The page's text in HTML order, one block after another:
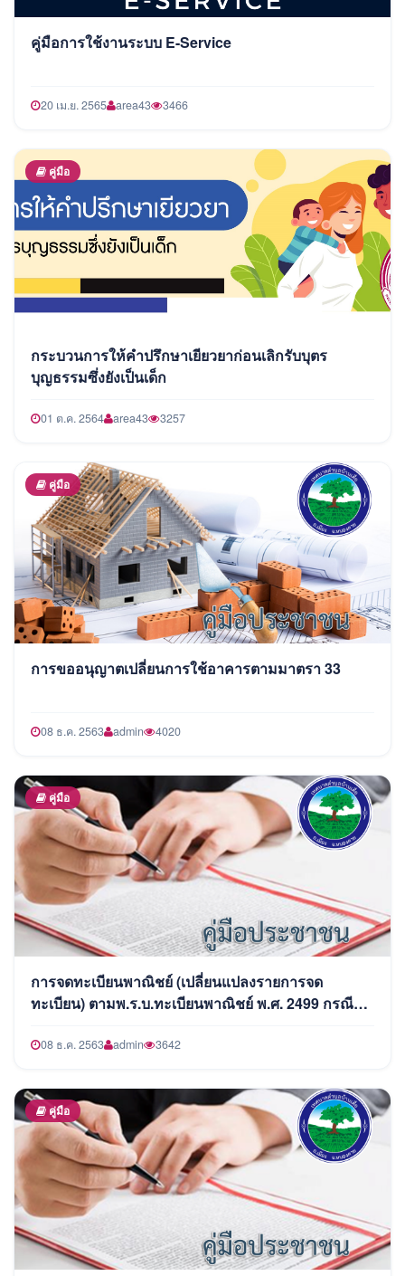
คู่มือการใช้งานระบบ E-Service
20 เม.ย. 2565 area43 3466
คู่มือ
กระบวนการให้คำปรึกษาเยียวยาก่อนเลิกรับบุตร
บุญธรรมซึ่งยังเป็นเด็ก
01 ต.ค. 2564 area43 3257
คู่มือ
การขออนุญาตเปลี่ยนการใช้อาคารตามมาตรา 33
08 ธ.ค. 2563 admin 4020
คู่มือ
การจดทะเบียนพาณิชย์ (เปลี่ยนแปลงรายการจด
ทะเบียน) ตามพ.ร.บ.ทะเบียนพาณิชย์ พ.ศ. 2499 กรณีผู้
08 ธ.ค. 2563 admin 3642
คู่มือ